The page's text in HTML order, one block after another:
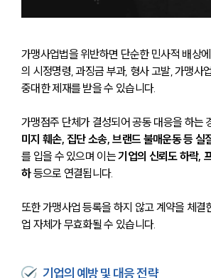
가맹사업법을 위반하면 단순한 민사적 배상
의 시정명령, 과징금 부과, 형사 고발, 가맹사
중대한 제재를 받을 수 있습니다.
가맹점주 단체가 결성되어 공동 대응을 하는
미지 훼손, 집단 소송, 브랜드 불매운동 등 실
를 입을 수 있으며 이는 기업의 신뢰도 하락,
하 등으로 연결됩니다.
또한 가맹사업 등록을 하지 않고 계약을 체결
업 자체가 무효화될 수 있습니다.
기업의 예방 및 대응 전략